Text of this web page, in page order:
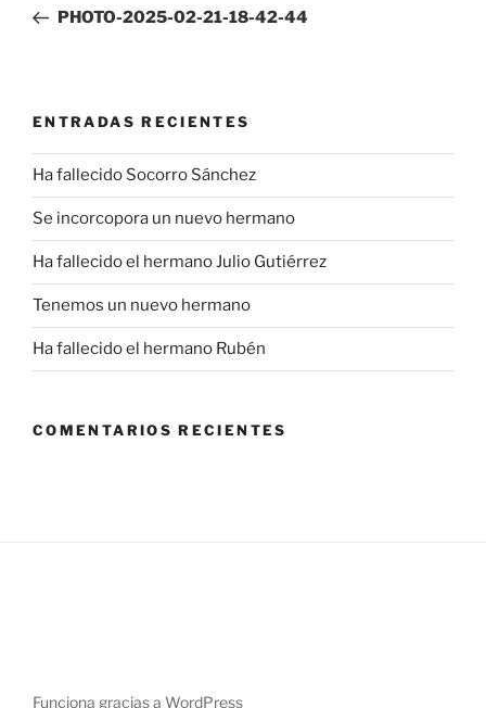
entradas
anterior:
PHOTO-2025-02-21-18-42-44
ENTRADAS RECIENTES
Ha fallecido Socorro Sánchez
Se incorcopora un nuevo hermano
Ha fallecido el hermano Julio Gutiérrez
Tenemos un nuevo hermano
Ha fallecido el hermano Rubén
COMENTARIOS RECIENTES
Funciona gracias a WordPress